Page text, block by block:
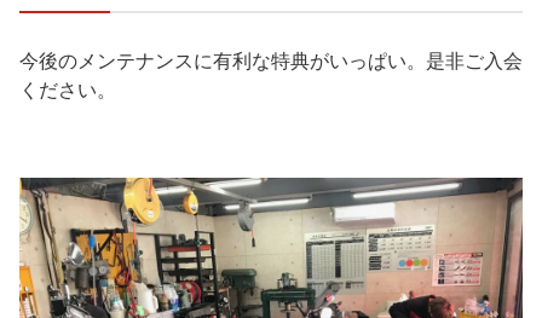
今後のメンテナンスに有利な特典がいっぱい。是非ご入会
ください。